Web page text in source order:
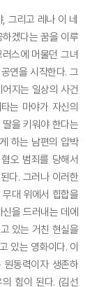
그리고 레나 이 네
겠다는 꿈을 이루
스에 머물던 그녀
연을 시작한다. 그
지는 일상의 사건
는 마야가 자신의
을 키워야 한다는
하는 남편의 압박
오 범죄를 당해서
다. 그러나 이러한
대 위에서 힙합을
을 드러내는 데에
있는 거친 현실을
있는 영화이다. 이
원동력이자 생존하
힘이 된다. (김선